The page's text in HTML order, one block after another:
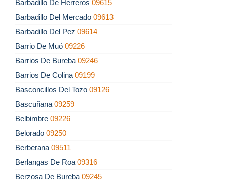
Barbadillo De Herreros 09615
Barbadillo Del Mercado 09613
Barbadillo Del Pez 09614
Barrio De Muó 09226
Barrios De Bureba 09246
Barrios De Colina 09199
Basconcillos Del Tozo 09126
Bascuñana 09259
Belbimbre 09226
Belorado 09250
Berberana 09511
Berlangas De Roa 09316
Berzosa De Bureba 09245